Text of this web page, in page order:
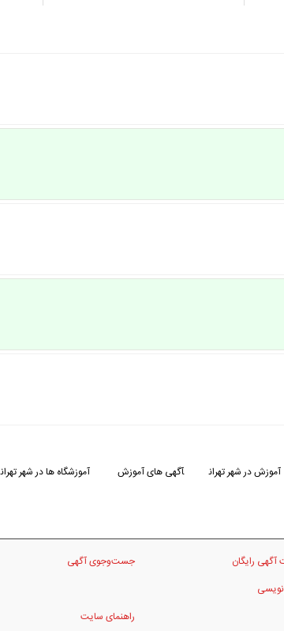
آموزش در شهر تهران آگهی های آموزش آموزشگاه ها در شهر تهران
آگهی رایگان
جست‌وجوی آگهی
راهنمای سایت